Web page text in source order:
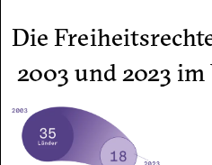
Die
2003 und 2023